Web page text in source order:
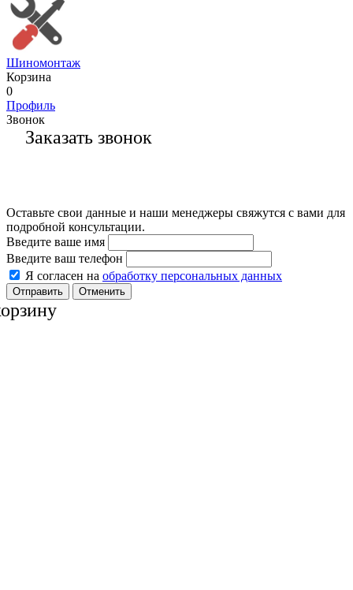
Шиномонтаж
Корзина
0
Профиль
Звонок
Заказать звонок
Оставьте свои данные и наши менеджеры свяжутся с вами для
подробной консультации.
Введите ваше имя
Введите ваш телефон
Я согласен на обработку персональных данных
Отменить